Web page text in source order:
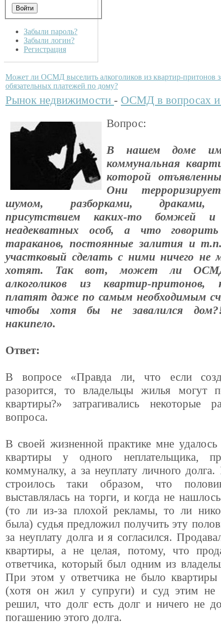
Забыли пароль?
Забыли логин?
Регистрация
Может ли ОСМД выселить алкоголиков из квартир-притонов
обязательных платежей по дому?
Рынок недвижимости - ОСМД в вопросах и
Вопрос:
В нашем доме
коммунальная
которой
Они
шумом, разборками, драками,
присутствием каких-то бомжей и
неадекватных особ, а что
тараканов, постоянные залития и
участковый сделать с ними ничего не
хотят. Так вот, может ли ОСМД
алкоголиков из квартир-
платят даже по самым необходимым
чтобы хотя бы не завалился
накипело.
Ответ:
В вопросе «Правда ли, что если
разорится, то владельцы жилья могут
квартиры?» затрагивались некоторые
вопроса.
В своей жизненной практике мне удалось
квартиры у одного неплательщика,
коммуналку, а за неуплату личного
строилось таки образом, что
выставлялась на торги, и когда не
(то ли из-за плохой рекламы, то ли
была) судья предложил получить эту
за неуплату долга и я согласился.
квартиры, а не целая, потому, что
ответчика, который был одним из
При этом у ответчика не было квартиры
(хотя он жил у супруги) и суд этим не
решил, что долг есть долг и ничего не
погашению этого долга.